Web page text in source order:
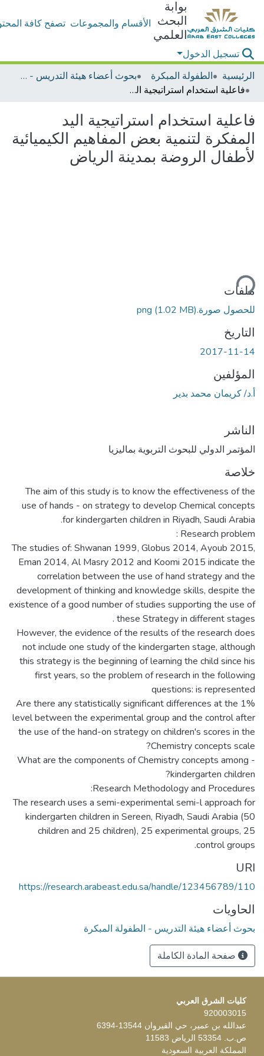
بوابة
البحث
العلمي
الأقسام والمجموعات تصفح كافة
تسجيل الدخول
الرئيسية
الطفولة المبكرة
بحوث أعضاء هيئة التدريس - الطفولة المبكرة
فاعلية استخدام استراتيجية اليد المفكرة لتنمية بعض المفاهيم الكيميائية لأطفال الروضة بمدينة الرياض
فاعلية استخدام استراتيجية اليد
المفكرة لتنمية بعض المفاهيم الكيميائية
لأطفال الروضة بمدينة الرياض
ملفات
للحصول صورة.png(1.02 MB)
التاريخ
2017-11-14
المؤلفين
أ.د/ كريمان محمد بدير
الناشر
المؤتمر الدولي للبحوث التربوية بماليزيا
خلاصة
The aim of this study is to know the effectiveness of the
use of hands - on strategy to develop Chemical concepts
The studies of: Shwanan 1999, Globus 2014, Ayoub 2015,
Eman 2014, Al Masry 2012 and Koomi 2015 indicate the
correlation between the use of hand strategy and the
development of thinking and knowledge skills, despite the
existence of a good number of studies supporting the use of
However, the evidence of the results of the research does
not include one study of the kindergarten stage, although
this strategy is the beginning of learning the child since his
first years, so the problem of research in the following
Are there any statistically significant differences at the 1%
level between the experimental group and the control after
the use of the hand-on strategy on children's scores in the
- What are the components of Chemistry concepts among
The research uses a semi-experimental semi-l approach for
kindergarten children in Sereen, Riyadh, Saudi Arabia (50
children and 25 children), 25 experimental groups, 25
control groups.
URI
https://research.arabeast.edu.sa/handle/123456789/110
الحاويات
بحوث أعضاء هيئة التدريس - الطفولة المبكرة
صفحة المادة الكاملة
كليات الشرق العربي
920003015
عبدالله بن عمير، حي القيروان 13544-6394
ص.ب. 53354 الرياض 11583
المملكة العربية السعودية